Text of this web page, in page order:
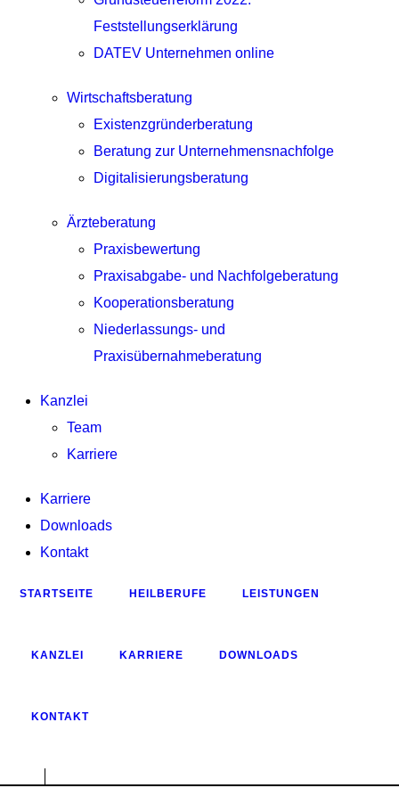
Feststellungserklärung
DATEV Unternehmen online
Wirtschaftsberatung
Existenzgründerberatung
Beratung zur Unternehmensnachfolge
Digitalisierungsberatung
Ärzteberatung
Praxisbewertung
Praxisabgabe- und Nachfolgeberatung
Kooperationsberatung
Niederlassungs- und
Praxisübernahmeberatung
Kanzlei
Team
Karriere
Karriere
Downloads
Kontakt
STARTSEITE HEILBERUFE LEISTUNGEN
KANZLEI KARRIERE DOWNLOADS
KONTAKT